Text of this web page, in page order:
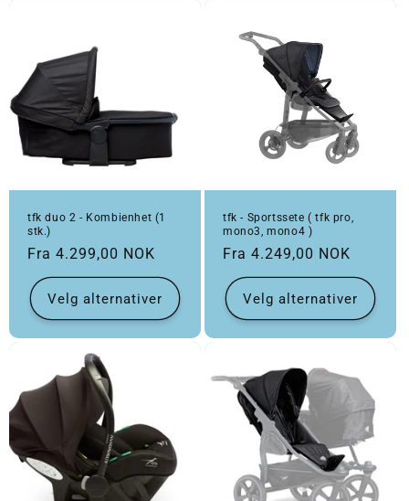
tfk duo 2 - Kombienhet (1
stk.)
Vanlig pris
Fra 4.299,00 NOK
Velg alternativer
tfk - Sportssete ( tfk pro,
mono3, mono4 )
Vanlig pris
Fra 4.249,00 NOK
Velg alternativer